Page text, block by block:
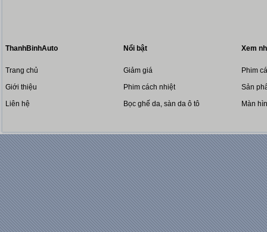
ThanhBinhAuto
Trang chủ
Giới thiệu
Liên hệ
Nổi bật
Giảm giá
Phim cách nhiệt
Bọc ghế da, sàn da ô tô
Xem
Phim
Sản
Màn